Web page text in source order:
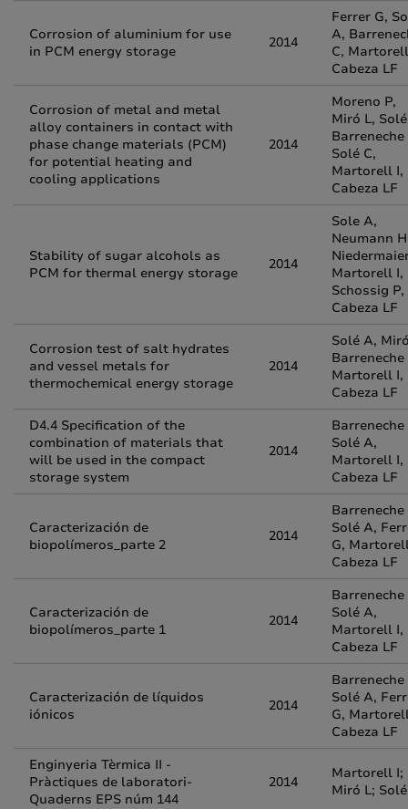
Corrosion of aluminium for use
in PCM energy storage
2014
Ferrer G,
A,
C,
Cabeza LF
Corrosion of metal and metal
alloy containers in contact with
phase change materials (PCM)
for potential heating and
cooling applications
2014
Moreno P,
Miró L,
Barreneche
Solé C,
Martorell I,
Cabeza LF
Stability of sugar alcohols as
PCM for thermal energy storage
2014
Sole A,
Neumann
Martorell I,
Schossig P,
Cabeza LF
Corrosion test of salt hydrates
and vessel metals for
thermochemical energy storage
2014
Solé A,
Barreneche
Martorell I,
Cabeza LF
D4.4 Specification of the
combination of materials that
will be used in the compact
storage system
2014
Barreneche
Solé A,
Martorell I,
Cabeza LF
Caracterización de
biopolímeros_parte 2
2014
Barreneche
Solé A,
G,
Cabeza LF
Caracterización de
biopolímeros_parte 1
2014
Barreneche
Solé A,
Martorell I,
Cabeza LF
Caracterización de líquidos
iónicos
2014
Barreneche
Solé A,
G,
Cabeza LF
Enginyeria Tèrmica II -
Pràctiques de laboratori-
Quaderns EPS núm 144
2014
Martorell I;
Miró L;